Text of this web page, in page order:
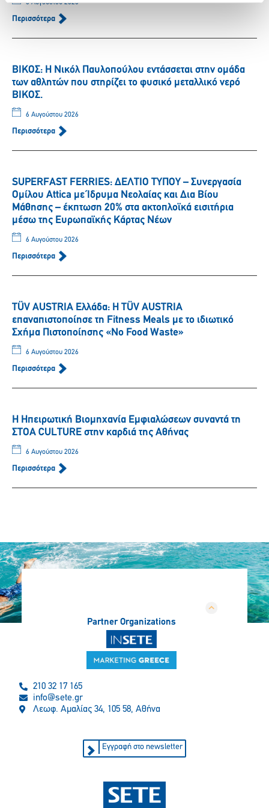
6 Αυγούστου 2026
Περισσότερα
ΒΙΚΟΣ: Η Νικόλ Παυλοπούλου εντάσσεται στην ομάδα
των αθλητών που στηρίζει το φυσικό μεταλλικό νερό
ΒΙΚΟΣ.
6 Αυγούστου 2026
Περισσότερα
SUPERFAST FERRIES: ΔΕΛΤΙΟ ΤΥΠΟΥ – Συνεργασία
Ομίλου Attica με Ίδρυμα Νεολαίας και Δια Βίου
Μάθησης – έκπτωση 20% στα ακτοπλοϊκά εισιτήρια
μέσω της Ευρωπαϊκής Κάρτας Νέων
6 Αυγούστου 2026
Περισσότερα
TÜV AUSTRIA Ελλάδα: Η TÜV AUSTRIA
επαναπιστοποίησε τη Fitness Meals με το ιδιωτικό
Σχήμα Πιστοποίησης «No Food Waste»
6 Αυγούστου 2026
Περισσότερα
Η Ηπειρωτική Βιομηχανία Εμφιαλώσεων συναντά τη
ΣΤΟΑ CULTURE στην καρδιά της Αθήνας
6 Αυγούστου 2026
Περισσότερα
Partner Organizations
210 32 17 165
info@sete.gr
Λεωφ. Αμαλίας 34, 105 58, Αθήνα
Εγγραφή στο newsletter